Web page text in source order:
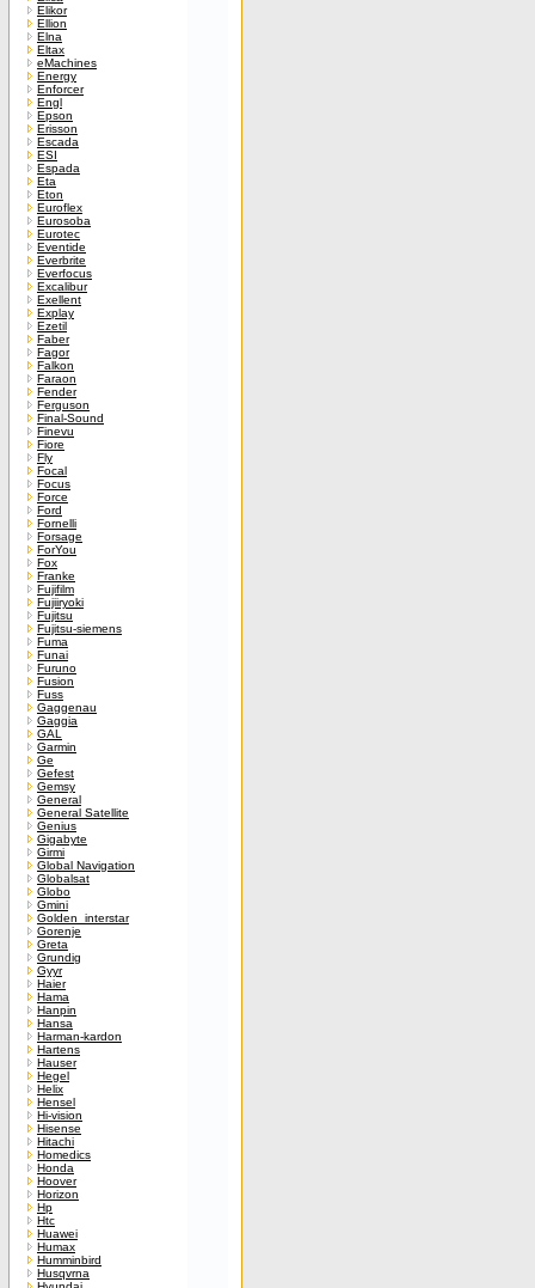
Elikor
Ellion
Elna
Eltax
eMachines
Energy
Enforcer
Engl
Epson
Erisson
Escada
ESI
Espada
Eta
Eton
Euroflex
Eurosoba
Eurotec
Eventide
Everbrite
Everfocus
Excalibur
Exellent
Explay
Ezetil
Faber
Fagor
Falkon
Faraon
Fender
Ferguson
Final-Sound
Finevu
Fiore
Fly
Focal
Focus
Force
Ford
Fornelli
Forsage
ForYou
Fox
Franke
Fujifilm
Fujiiryoki
Fujitsu
Fujitsu-siemens
Fuma
Funai
Furuno
Fusion
Fuss
Gaggenau
Gaggia
GAL
Garmin
Ge
Gefest
Gemsy
General
General Satellite
Genius
Gigabyte
Girmi
Global Navigation
Globalsat
Globo
Gmini
Golden_interstar
Gorenje
Greta
Grundig
Gyyr
Haier
Hama
Hanpin
Hansa
Harman-kardon
Hartens
Hauser
Hegel
Helix
Hensel
Hi-vision
Hisense
Hitachi
Homedics
Honda
Hoover
Horizon
Hp
Htc
Huawei
Humax
Humminbird
Husqvrna